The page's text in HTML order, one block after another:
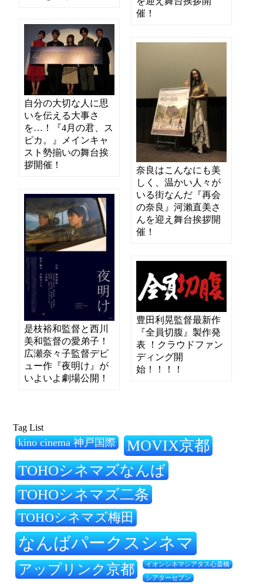
催！
自分の大切な人に思
いを伝える大事さ
を…！『4月の君、ス
ピカ。』メインキャ
スト勢揃いの舞台挨
拶開催！
奈良はこんなにも美
しく、温かい人々が
いる街なんだ『再会
の奈良』河瀨直美さ
んを迎え舞台挨拶開
催！
是枝裕和監督と西川
美和監督の愛弟子！
広瀬奈々子監督デビ
ュー作『夜明け』が
いよいよ劇場公開！
豊田利晃監督最新作
『全員切腹』製作発
表 ！クラウドファン
ディング開
始！！！！
Tag List
kino cinema 神戸国際 MOVIX京都
TOHOシネマズなんば
TOHOシネマズ二条
TOHOシネマズ梅田
なんばパークスシネマ
アップリンク京都 イオンシネマシアタス心斎橋
シアターセブン